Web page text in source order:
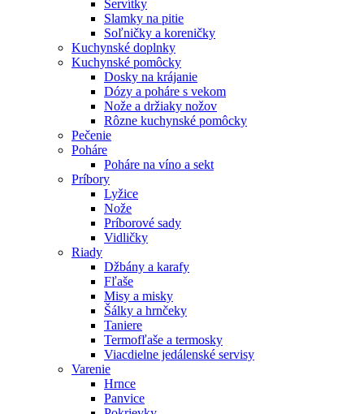
Servítky
Slamky na pitie
Soľničky a koreničky
Kuchynské doplnky
Kuchynské pomôcky
Dosky na krájanie
Dózy a poháre s vekom
Nože a držiaky nožov
Rôzne kuchynské pomôcky
Pečenie
Poháre
Poháre na víno a sekt
Príbory
Lyžice
Nože
Príborové sady
Vidličky
Riady
Džbány a karafy
Fľaše
Misy a misky
Šálky a hrnčeky
Taniere
Termofľaše a termosky
Viacdielne jedálenské servisy
Varenie
Hrnce
Panvice